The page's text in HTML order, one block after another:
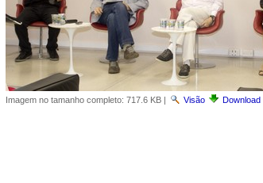
Imagem no tamanho completo: 717.6 KB| Visão Download